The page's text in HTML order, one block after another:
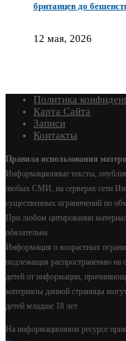
британцев до
12 мая, 2026
Политика
Карта Сайта
Записи
Контакты
Правила использования
Информационные тексты,
любых СМИ, на серверах сети
существенных ограничений по
При любом цитировании
обязательна.
Информация о возрастных
подлежащая распространению на
детей от информации,
материалы данной страницы
детей младше 18 лет.
На информационном ресурсе